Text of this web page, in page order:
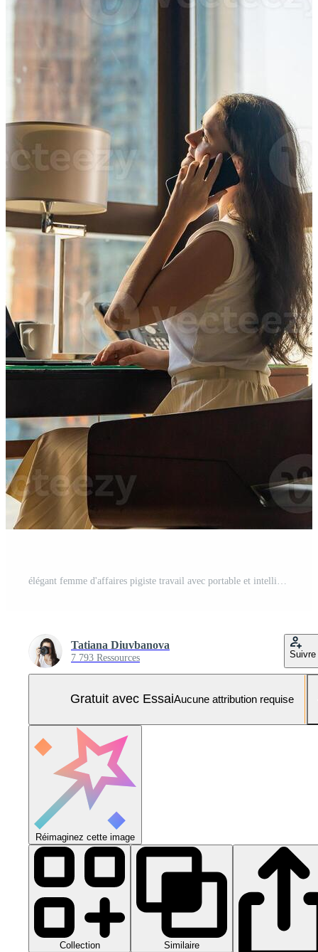
Tatiana Diuvbanova
7 793 Ressources Suivre
Gratuit avec EssaiAucune attribution requise
Réimaginez cette image
Collection Similaire